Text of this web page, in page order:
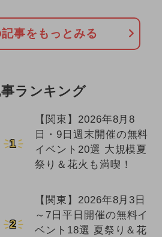
事をもっとみる
ランキング
1
【関東】2026年8月8
日・9日週末開催の無料
イベント20選 大規模夏
祭り＆花火も満喫！
2
【関東】2026年8月3日
～7日平日開催の無料イ
ベント18選 夏祭り＆花